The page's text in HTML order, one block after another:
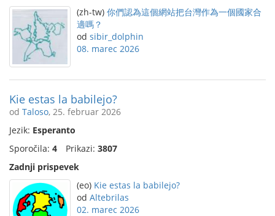
(zh-tw) 你們認為這個網站把台灣作為一個國家合
適嗎？
od sibir_dolphin
08. marec 2026
Kie estas la babilejo?
od Taloso, 25. februar 2026
Jezik: Esperanto
Sporočila: 4 Prikazi: 3807
Zadnji prispevek
(eo) Kie estas la babilejo?
od Altebrilas
02. marec 2026